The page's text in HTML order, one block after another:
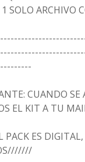
SOLO ARCHIVO
CUANDO SE
EL KIT A TU
ES